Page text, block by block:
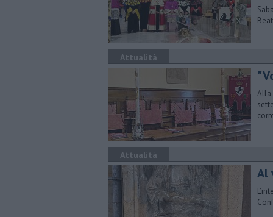
Attualità
Alla
Attualità
Al